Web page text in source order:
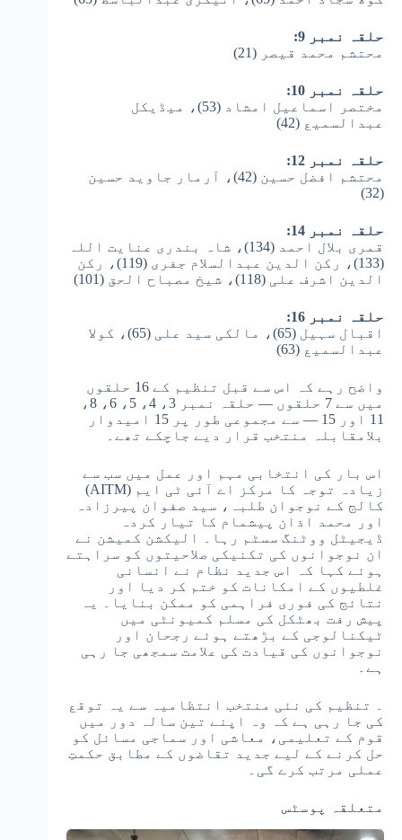
حلقہ نمبر 9:
محتشم محمد قیصر (21)
حلقہ نمبر 10:
مختصر اسماعیل امشاد (53)، میڈیکل
عبدالسمیع (42)
حلقہ نمبر 12:
محتشم افضل حسین (42)، آرمار جاوید حسین
(32)
حلقہ نمبر 14:
قمری بلال احمد (134)، شاہ بندری عنایت اللہ
(133)، رکن الدین عبدالسلام جفری (119)، رکن
الدین اشرف علی (118)، شیخ مصباح الحق (101)
حلقہ نمبر 16:
اقبال سہیل (65)، مالکی سید علی (65)، کولا
عبدالسمیع (63)
واضح رہے کہ اس سے قبل تنظیم کے 16 حلقوں
میں سے 7 حلقوں — حلقہ نمبر 3، 4، 5، 6، 8،
11 اور 15 — سے مجموعی طور پر 15 امیدوار
بلامقابلہ منتخب قرار دیے جاچکے تھے۔
اس بار کی انتخابی مہم اور عمل میں سب سے
زیادہ توجہ کا مرکز اے آئی ٹی ایم (AITM)
کالج کے نوجوان طلبہ، سید صفوان پیرزادہ
اور محمد اذان پیشمام کا تیار کردہ
ڈیجیٹل ووٹنگ سسٹم رہا۔ الیکشن کمیشن نے
ان نوجوانوں کی تکنیکی صلاحیتوں کو سراہتے
ہوئے کہا کہ اس جدید نظام نے انسانی
غلطیوں کے امکانات کو ختم کر دیا اور
نتائج کی فوری فراہمی کو ممکن بنایا۔ یہ
پیش رفت بھٹکل کی مسلم کمیونٹی میں
ٹیکنالوجی کے بڑھتے ہوئے رجحان اور
نوجوانوں کی قیادت کی علامت سمجھی جا رہی
ہے۔
۔ تنظیم کی نئی منتخب انتظامیہ سے یہ توقع
کی جا رہی ہے کہ وہ اپنے تین سالہ دور میں
قوم کے تعلیمی، معاشی اور سماجی مسائل کو
حل کرنے کے لیے جدید تقاضوں کے مطابق حکمتِ
عملی مرتب کرے گی۔
متعلقہ پوسٹس